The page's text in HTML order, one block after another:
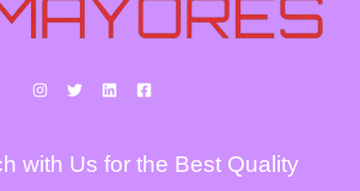
with Us for the Best Quality